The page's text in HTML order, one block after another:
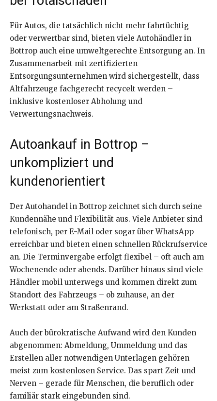
Für Autos, die tatsächlich nicht mehr fahrtüchtig
oder verwertbar sind, bieten viele Autohändler in
Bottrop auch eine umweltgerechte Entsorgung an. In
Zusammenarbeit mit zertifizierten
Entsorgungsunternehmen wird sichergestellt, dass
Altfahrzeuge fachgerecht recycelt werden –
inklusive kostenloser Abholung und
Verwertungsnachweis.
Autoankauf in Bottrop –
unkompliziert und
kundenorientiert
Der Autohandel in Bottrop zeichnet sich durch seine
Kundennähe und Flexibilität aus. Viele Anbieter sind
telefonisch, per E-Mail oder sogar über WhatsApp
erreichbar und bieten einen schnellen Rückrufservice
an. Die Terminvergabe erfolgt flexibel – oft auch am
Wochenende oder abends. Darüber hinaus sind viele
Händler mobil unterwegs und kommen direkt zum
Standort des Fahrzeugs – ob zuhause, an der
Werkstatt oder am Straßenrand.
Auch der bürokratische Aufwand wird den Kunden
abgenommen: Abmeldung, Ummeldung und das
Erstellen aller notwendigen Unterlagen gehören
meist zum kostenlosen Service. Das spart Zeit und
Nerven – gerade für Menschen, die beruflich oder
familiär stark eingebunden sind.